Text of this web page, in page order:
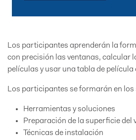
Los participantes aprenderán la
con precisión las ventanas, calcular
películas y usar una tabla de película
Los participantes se formarán en
Herramientas y soluciones
Preparación de la superficie del
Técnicas de instalación